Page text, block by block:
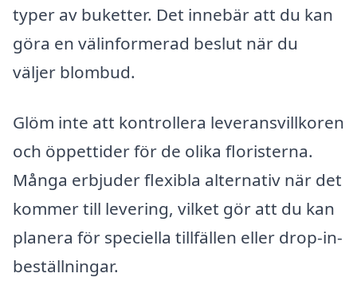
typer av buketter. Det innebär att du kan
göra en välinformerad beslut när du
väljer blombud.
Glöm inte att kontrollera leveransvillkoren
och öppettider för de olika floristerna.
Många erbjuder flexibla alternativ när det
kommer till levering, vilket gör att du kan
planera för speciella tillfällen eller drop-in-
beställningar.